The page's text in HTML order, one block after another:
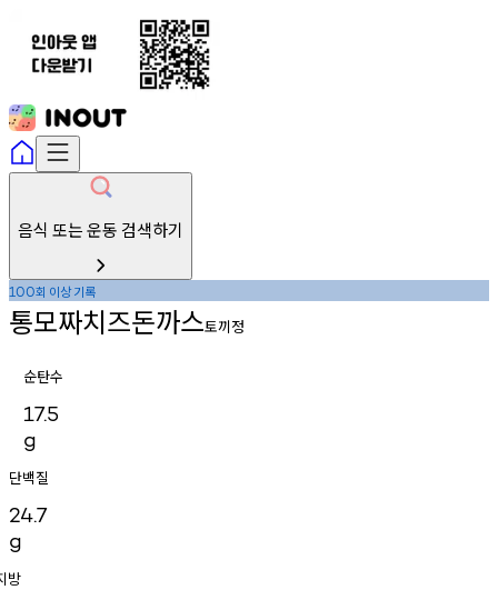
음식 또는 운동 검색하기
100회 이상기록
통모짜치즈돈까스토끼정
순탄수
17.5
g
단백질
24.7
g
방